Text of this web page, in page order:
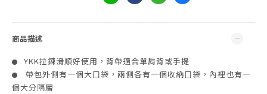
商品描述
● YKK拉鍊滑順好使用，背帶適合單肩背或手提
●
帶包外側有一個大口袋，兩側各有一個收納口袋，內裡也有一
個大分隔層